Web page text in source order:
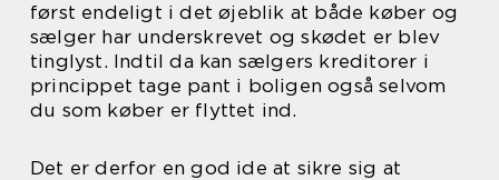
først endeligt i det øjeblik at både køber og
sælger har underskrevet og skødet er blev
tinglyst. Indtil da kan sælgers kreditorer i
princippet tage pant i boligen også selvom
du som køber er flyttet ind.
Det er derfor en god ide at sikre sig at